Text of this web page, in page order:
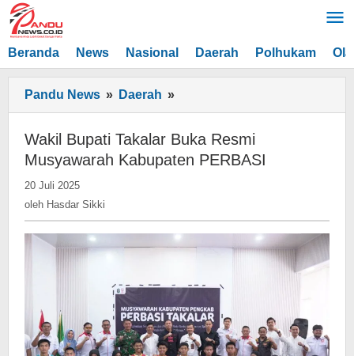
Lewati
ke
konten
Beranda News Nasional Daerah Polhukam
Pandu News » Daerah »
Bupati
Takalar
Resmi
Wakil Bupati Takalar Buka Resmi
Musyawarah Kabupaten PERBASI
20 Juli 2025
Hasdar
oleh Hasdar Sikki